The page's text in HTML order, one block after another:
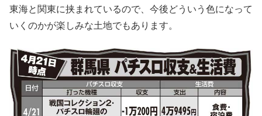
東海と関東に挟まれているので、今後どういう色になって
いくのかが楽しみな土地でもあります。